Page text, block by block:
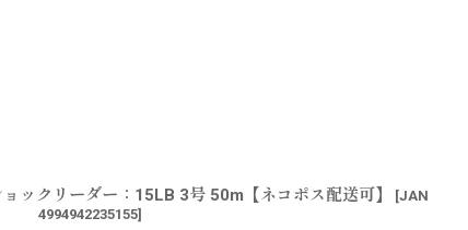
ックリーダー：15LB 3号 50m【ネコポス配送可】 [JAN
4994942235155]